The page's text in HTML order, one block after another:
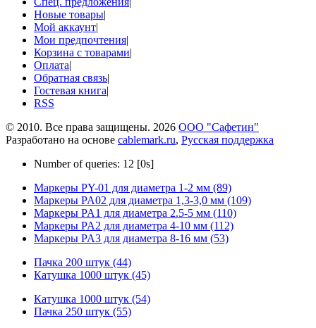
Новые товары|
Мой аккаунт|
Мои предпочтения|
Корзина с товарами|
Оплата|
Обратная связь|
Гостевая книга|
RSS
© 2010. Все права защищены. 2026 ООО "Сафетин"
Разработано на основе cablemark.ru, Русская поддержка
Number of queries: 12 [0s]
Маркеры PY-01 для диаметра 1-2 мм (89)
Маркеры PA02 для диаметра 1,3-3,0 мм (109)
Маркеры PA1 для диаметра 2.5-5 мм (110)
Маркеры PA2 для диаметра 4-10 мм (112)
Маркеры PA3 для диаметра 8-16 мм (53)
Пачка 200 штук (44)
Катушка 1000 штук (45)
Катушка 1000 штук (54)
Пачка 250 штук (55)